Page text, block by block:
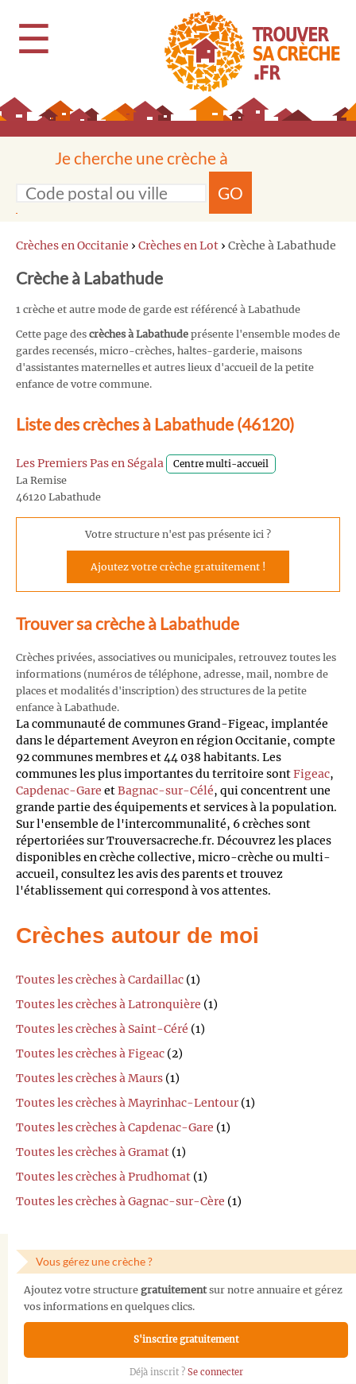
☰
Je cherche une crèche à
GO
Crèches en Occitanie › Crèches en Lot › Crèche à Labathude
Crèche à Labathude
1 crèche et autre mode de garde est référencé à Labathude
Cette page des crèches à Labathude présente l'ensemble modes de
gardes recensés, micro-crèches, haltes-garderie, maisons
d'assistantes maternelles et autres lieux d'accueil de la petite
enfance de votre commune.
Liste des crèches à Labathude (46120)
Les Premiers Pas en Ségala Centre multi-accueil
La Remise
46120 Labathude
Votre structure n'est pas présente ici ?
Ajoutez votre crèche gratuitement !
Trouver sa crèche à Labathude
Crèches privées, associatives ou municipales, retrouvez toutes les
informations (numéros de téléphone, adresse, mail, nombre de
places et modalités d'inscription) des structures de la petite
enfance à Labathude.
La communauté de communes Grand-Figeac, implantée
dans le département Aveyron en région Occitanie, compte
92 communes membres et 44 038 habitants. Les
communes les plus importantes du territoire sontFigeac,
Capdenac-Gare etBagnac-sur-Célé, qui concentrent une
grande partie des équipements et services à la population.
Sur l'ensemble de l'intercommunalité, 6 crèches sont
répertoriées sur Trouversacreche.fr. Découvrez les places
disponibles en crèche collective, micro-crèche ou multi-
accueil, consultez les avis des parents et trouvez
l'établissement qui correspond à vos attentes.
Crèches autour de moi
Toutes les crèches à Cardaillac (1)
Toutes les crèches à Latronquière (1)
Toutes les crèches à Saint-Céré (1)
Toutes les crèches à Figeac (2)
Toutes les crèches à Maurs (1)
Toutes les crèches à Mayrinhac-Lentour (1)
Toutes les crèches à Capdenac-Gare (1)
Toutes les crèches à Gramat (1)
Toutes les crèches à Prudhomat (1)
Toutes les crèches à Gagnac-sur-Cère (1)
Vous gérez une crèche ?
Ajoutez votre structure gratuitementsur notre annuaire et gérez
vos informations en quelques clics.
S'inscrire gratuitement
Déjà inscrit ? Se connecter